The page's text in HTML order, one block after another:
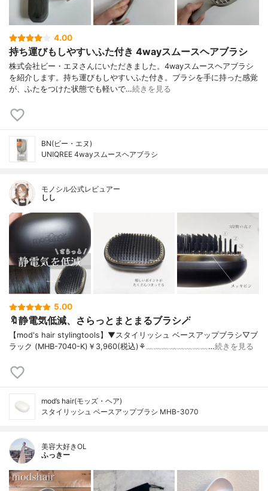
4.00
持ち運びもしやすいふた付き 4wayスムースヘアブラシ
株式会社ビー・エヌさんにいただきました。4wayスムースヘアブラシ
を紹介します。持ち運びもしやすいふた付き。ブラシを手に持った感覚
が、ふたをつけた状態でも軽いで…続きを見る
BN(ビー・エヌ)
UNIQREE 4wayスムースヘアブラシ
モノシル公式レビュアー
しし
5.00
🔖静電気低減、さらっとまとまるブラシ🪄︎︎
【mod's hair stylingtools】▼スタイリッシュ ベースアップブラシ▽ブ
ラック (MHB-7040-K)￥3,960(税込)⚘﹏﹏﹏﹏﹏﹏﹏﹏…続きを見る
mod’s hair(モッズ・ヘア)
スタイリッシュ ベースアップブラシ MHB-3070
美容大好きOL
ふっきー